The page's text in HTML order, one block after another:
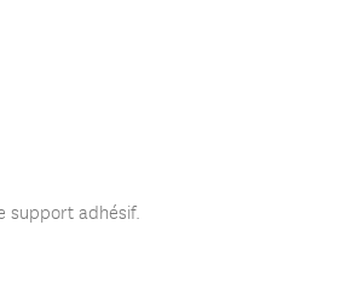
support adhésif.